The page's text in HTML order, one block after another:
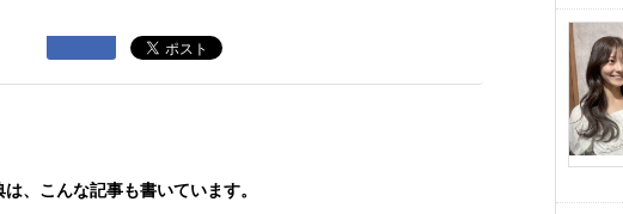
、こんな記事も書いています。